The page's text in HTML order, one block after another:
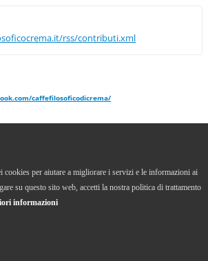
rss/contributi.xml
caffefilosoficodicrema/
cookies per aiutare a migliorare i servizi e le informazioni ai
su questo sito web, accetti la nostra politica di trattamento
informazioni
2013 Tutti i diritti riservati.
Powered by